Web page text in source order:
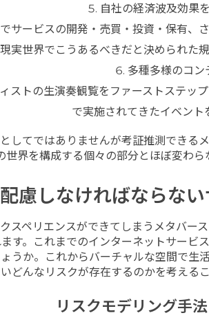
自社の経済波及効果
サービスの開発・売買・投資・保有、
実世界でこうあるべきだと決められた
多種多様のコン
ストの生演奏観覧をファーストステッ
で実施されてきたイベント
してではありませんが考証推測できる
世界を構成する個々の部分とほぼ変わ
慮しなければならな
スペリエンスができてしまうメタバー
す。これまでのインターネットサービ
うか。これからバーチャルな空間で生
どんなリスクが存在するのかを考える
リスクモデリング手